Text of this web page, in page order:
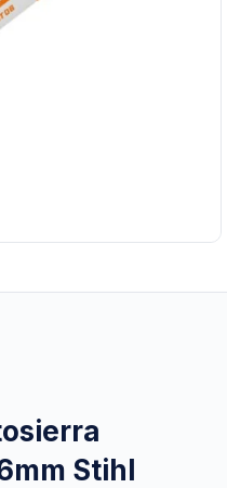
Stihl